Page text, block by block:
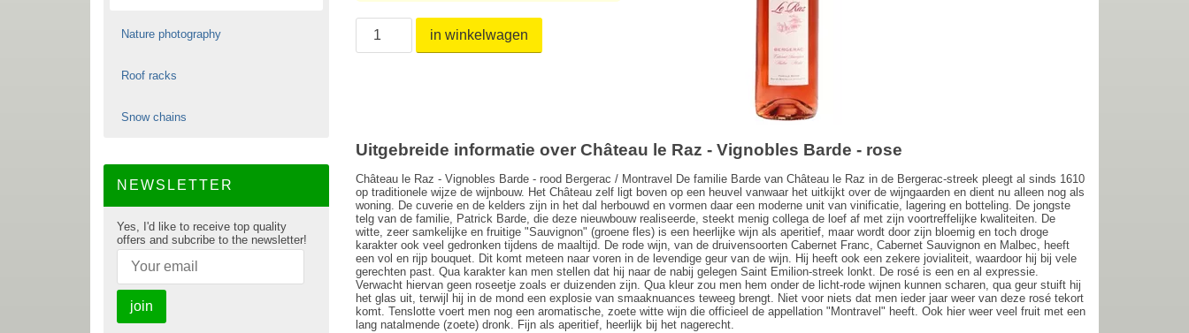
Nature photography
Roof racks
Snow chains
NEWSLETTER
Yes, I'd like to receive top quality
offers and subcribe to the newsletter!
join
in winkelwagen
Uitgebreide informatie over Château le Raz - Vignobles Barde - rose
Château le Raz - Vignobles Barde - rood Bergerac / Montravel De familie Barde van Château le Raz in de Bergerac-streek pleegt al sinds 1610
op traditionele wijze de wijnbouw. Het Château zelf ligt boven op een heuvel vanwaar het uitkijkt over de wijngaarden en dient nu alleen nog als
woning. De cuverie en de kelders zijn in het dal herbouwd en vormen daar een moderne unit van vinificatie, lagering en botteling. De jongste
telg van de familie, Patrick Barde, die deze nieuwbouw realiseerde, steekt menig collega de loef af met zijn voortreffelijke kwaliteiten. De
witte, zeer samkelijke en fruitige "Sauvignon" (groene fles) is een heerlijke wijn als aperitief, maar wordt door zijn bloemig en toch droge
karakter ook veel gedronken tijdens de maaltijd. De rode wijn, van de druivensoorten Cabernet Franc, Cabernet Sauvignon en Malbec, heeft
een vol en rijp bouquet. Dit komt meteen naar voren in de levendige geur van de wijn. Hij heeft ook een zekere jovialiteit, waardoor hij bij vele
gerechten past. Qua karakter kan men stellen dat hij naar de nabij gelegen Saint Emilion-streek lonkt. De rosé is een en al expressie.
Verwacht hiervan geen roseetje zoals er duizenden zijn. Qua kleur zou men hem onder de licht-rode wijnen kunnen scharen, qua geur stuift hij
het glas uit, terwijl hij in de mond een explosie van smaaknuances teweeg brengt. Niet voor niets dat men ieder jaar weer van deze rosé tekort
komt. Tenslotte voert men nog een aromatische, zoete witte wijn die officieel de appellation "Montravel" heeft. Ook hier weer veel fruit met een
lang natalmende (zoete) dronk. Fijn als aperitief, heerlijk bij het nagerecht.